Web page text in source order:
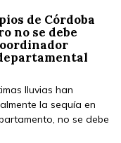
de Córdoba
no se debe
lluvias han
la sequía en
no se debe